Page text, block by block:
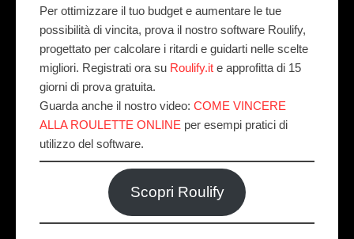
Per ottimizzare il tuo budget e aumentare le tue
possibilità di vincita, prova il nostro software Roulify,
progettato per calcolare i ritardi e guidarti nelle scelte
migliori. Registrati ora su Roulify.it e approfitta di 15
giorni di prova gratuita.
Guarda anche il nostro video: COME VINCERE
ALLA ROULETTE ONLINE per esempi pratici di
utilizzo del software.
Scopri Roulify